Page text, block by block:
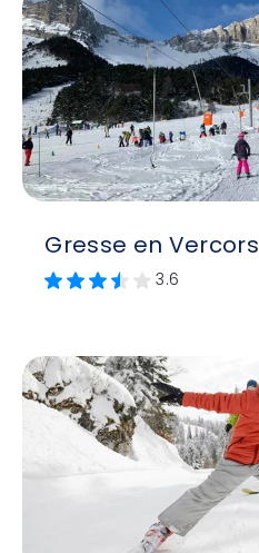
Gresse en Vercors
3.6